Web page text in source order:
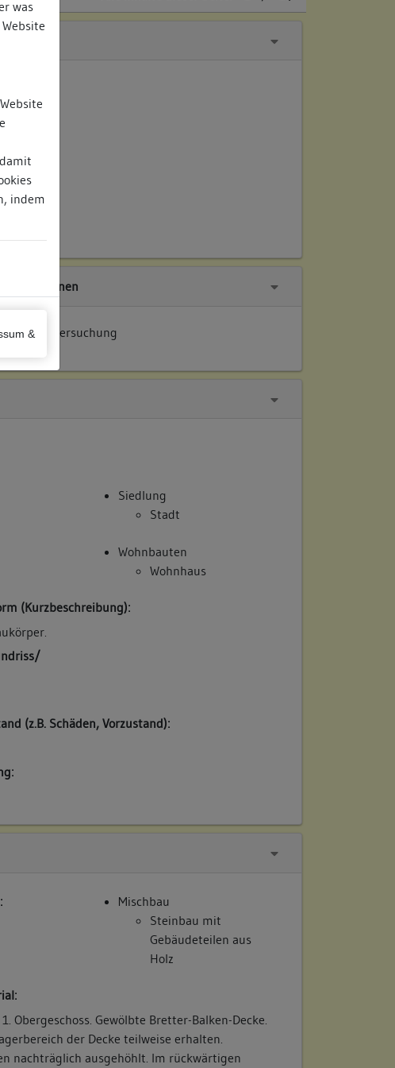
was
indem
& Untersuchung
Siedlung
Stadt
Wohnbauten
Wohnhaus
(Kurzbeschreibung):
(z.B. Schäden, Vorzustand):
Mischbau
Steinbau mit
Gebäudeteilen aus
Holz
Obergeschoss. Gewölbte Bretter-Balken-Decke.
der Decke teilweise erhalten.
nachträglich ausgehöhlt. Im rückwärtigen